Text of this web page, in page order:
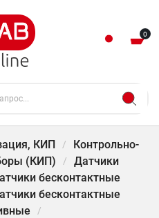
0
КИП
Контрольно-
(КИП)
Датчики
бесконтактные
бесконтактные